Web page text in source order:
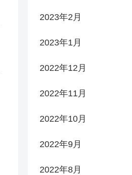
2023年2月
2023年1月
2022年12月
2022年11月
2022年10月
2022年9月
2022年8月